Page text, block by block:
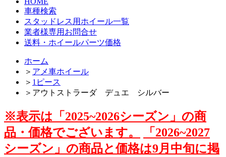
車種検索
スタッドレス用ホイール一覧
業者様専用お問合せ
送料・ホイールパーツ価格
ホーム
＞ アメ車ホイール
＞ 1ピース
＞ アウトストラーダ デュエ シルバー
※表示は「2025~2026シーズン」の商
品・価格でございます。
「2026~2027
シーズン」の商品と価格は9月中旬に掲